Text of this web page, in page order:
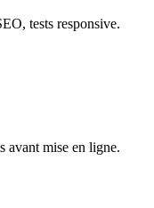
tests responsive.
avant mise en ligne.